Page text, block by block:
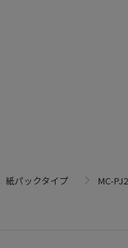
紙パックタイプ MC-